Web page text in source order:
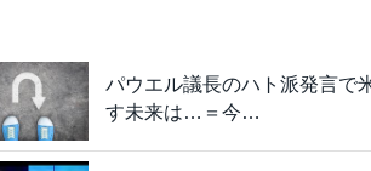
パウエル議長のハト派発言で
す未来は…＝今…